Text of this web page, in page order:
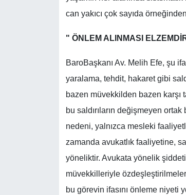
can yakıcı çok sayıda
" ÖNLEM ALINMASI
BaroBaşkanı Av. Melih Efe, şu
yaralama, tehdit, hakaret gibi
bazen müvekkilden bazen
bu saldırıların değişmeyen ortak
nedeni, yalnızca mesleki
zamanda avukatlık faaliyetine,
yöneliktir. Avukata yönelik
müvekkilleriyle
bu görevin ifasını önleme niyeti